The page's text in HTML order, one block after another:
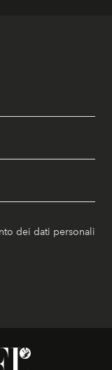
dei dati personali